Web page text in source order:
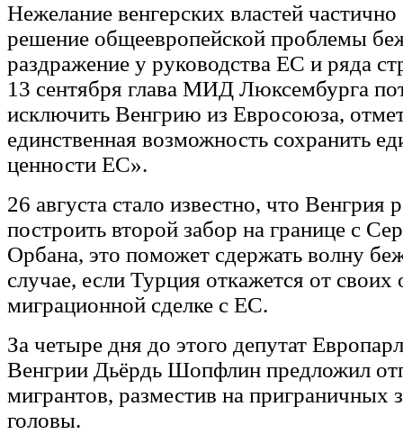
Нежелание венгерских властей частично
решение общеевропейской проблемы
раздражение у руководства ЕС и ряда
13 сентября глава МИД Люксембурга
исключить Венгрию из Евросоюза,
единственная возможность сохранить
ценности ЕС».
26 августа стало известно, что Венгрия
построить второй забор на границе с
Орбана, это поможет сдержать волну
случае, если Турция откажется от своих
миграционной сделке с ЕС.
За четыре дня до этого депутат
Венгрии Дьёрдь Шопфлин предложил
мигрантов, разместив на приграничных
головы.